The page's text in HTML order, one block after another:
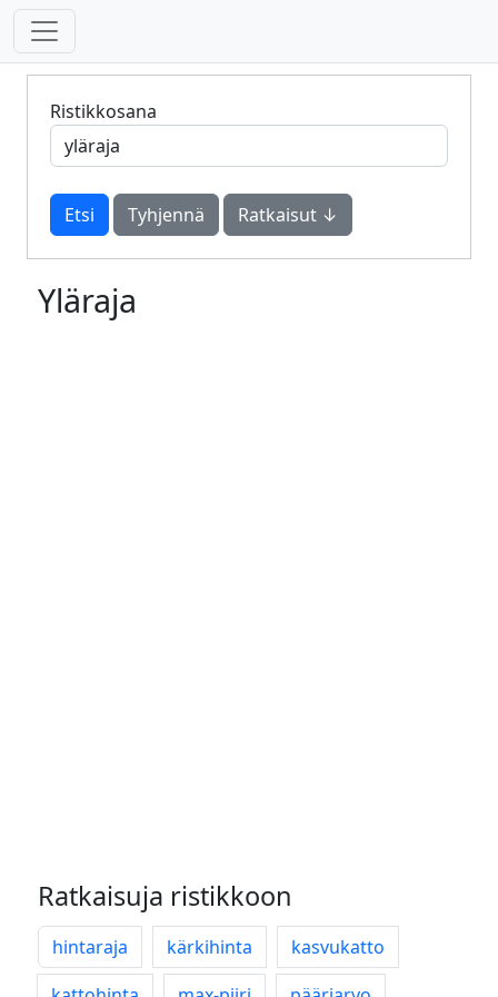
Ristikkosana
Tyhjennä Ratkaisut ↓
Yläraja
Ratkaisuja ristikkoon
hintaraja kärkihinta
kasvukatto